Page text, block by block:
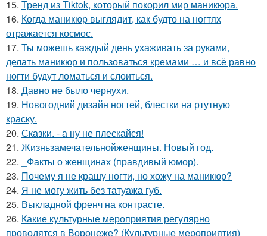
15. Тренд из Tiktok, который покорил мир маникюра.
16. Когда маникюр выглядит, как будто на ногтях
отражается космос.
17. Ты можешь каждый день ухаживать за руками,
делать маникюр и пользоваться кремами … и всё равно
ногти будут ломаться и слоиться.
18. Давно не было чернухи.
19. Новогодний дизайн ногтей, блестки на ртутную
краску.
20. Сказки. - а ну не плескайся!
21. Жизньзамечательнойженщины. Новый год.
22.
_Факты о женщинах (правдивый юмор).
23. Почему я не крашу ногти, но хожу на маникюр?
24. Я не могу жить без татуажа губ.
25. Выкладной френч на контрасте.
26. Какие культурные мероприятия регулярно
проводятся в Воронеже? (Культурные мероприятия)